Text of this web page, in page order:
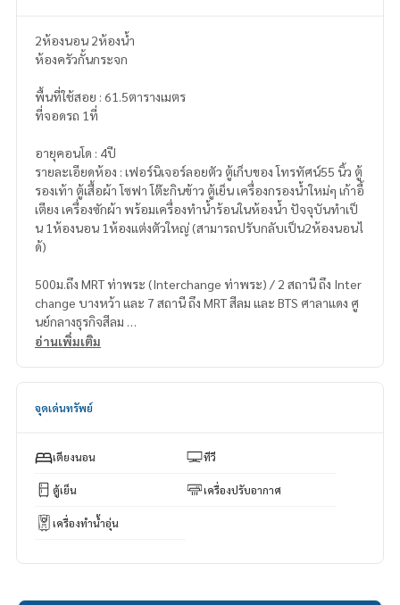
2ห้องนอน 2ห้องน้ำ
ห้องครัวกั้นกระจก
พื้นที่ใช้สอย : 61.5ตารางเมตร
ที่จอดรถ 1ที่
อายุคอนโด : 4ปี
รายละเอียดห้อง : เฟอร์นิเจอร์ลอยตัว ตู้เก็บของ โทรทัศน์55 นิ้ว ตู้
รองเท้า ตู้เสื้อผ้า โซฟา โต๊ะกินข้าว ตู้เย็น เครื่องกรองน้ำใหม่ๆ เก้าอี้
เตียง เครื่องซักผ้า พร้อมเครื่องทำน้ำร้อนในห้องน้ำ ปัจจุบันทำเป็
น 1ห้องนอน 1ห้องแต่งตัวใหญ่ (สามารถปรับกลับเป็น2ห้องนอนไ
ด้)
500ม.ถึง MRT ท่าพระ (Interchange ท่าพระ) / 2 สถานี ถึง Inter
change บางหว้า และ 7 สถานี ถึง MRT สีลม และ BTS ศาลาแดง ศู
นย์กลางธุรกิจสีลม
ละ Jacuzzi พร้อม Fitness ขนาดใหญ่ และ Sauna
บ Face Scan, Finger Scan หรือ Key Card, ลิฟต์ล็อกชั้น, CCTV ทั่
อ่านเพิ่มเติม
จุดเด่นทรัพย์
เตียงนอน ทีวี
ตู้เย็น เครื่องปรับอากาศ
เครื่องทำน้ำอุ่น